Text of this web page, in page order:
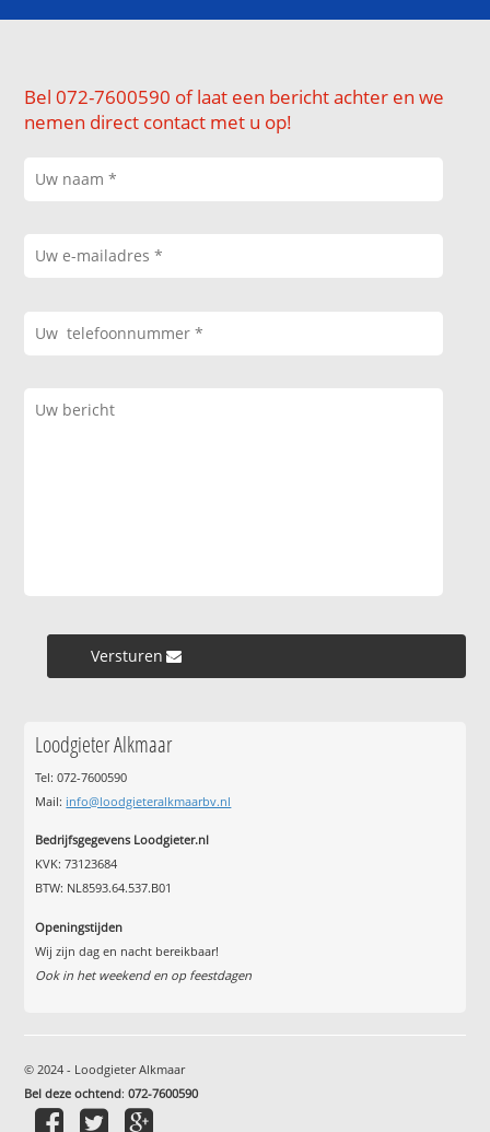
Bel 072-7600590 of laat een bericht achter en we
nemen direct contact met u op!
Versturen »
Loodgieter Alkmaar
Tel: 072-7600590
Mail: info@loodgieteralkmaarbv.nl
Bedrijfsgegevens Loodgieter.nl
KVK: 73123684
BTW: NL8593.64.537.B01
Openingstijden
Wij zijn dag en nacht bereikbaar!
Ook in het weekend en op feestdagen
© 2024 - Loodgieter Alkmaar
Bel deze ochtend:072-7600590